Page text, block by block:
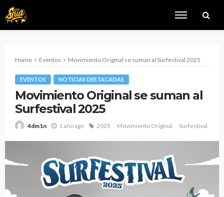
Home Eventos Movimiento Original se suman al Surfestival 2025
EVENTOS NOTICIAS DESTACADAS
Movimiento Original se suman al
Surfestival 2025
4dm1n 1 año ago 2025 Movimiento Original Surfestival